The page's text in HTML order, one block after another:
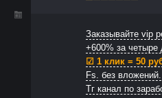
Заказывайте vip
+600% за четыре
☑ 1 клик = 50
Fs. без вложений.
Тг канал по